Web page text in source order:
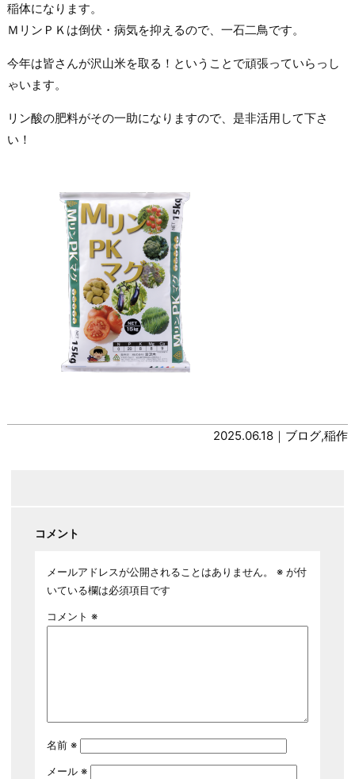
稲体になります。
ＭリンＰＫは倒伏・病気を抑えるので、一石二鳥です。
今年は皆さんが沢山米を取る！ということで頑張っていらっし
ゃいます。
リン酸の肥料がその一助になりますので、是非活用して下さ
い！
2025.06.18｜ ブログ,稲作
コメント
メールアドレスが公開されることはありません。 ※が付
いている欄は必須項目です
コメント ※
名前 ※
メール ※